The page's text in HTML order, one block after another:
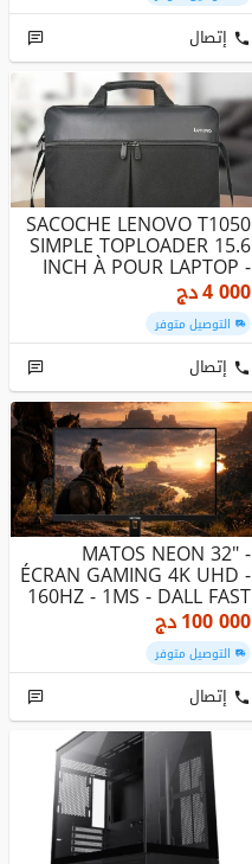
إتصال
SACOCHE LENOVO T1050
SIMPLE TOPLOADER 15.6
INCH À POUR LAPTOP -
NOIR
4 000دج
التوصيل متوفر
إتصال
MATOS NEON 32" -
ÉCRAN GAMING 4K UHD -
160HZ - 1MS - DALL FAST
IPS ULT...
100 000دج
التوصيل متوفر
إتصال